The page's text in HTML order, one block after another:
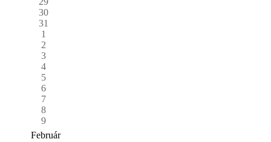
30
31
1
2
3
4
5
6
7
8
9
Február